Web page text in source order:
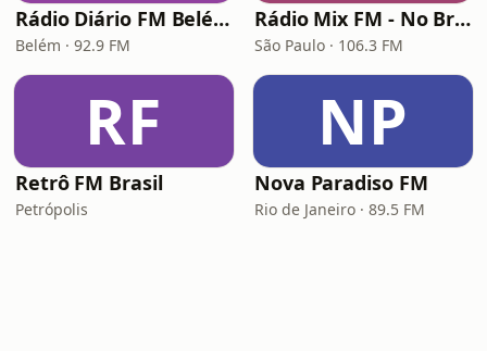
Rádio Diário FM Belém
Belém · 92.9 FM
Rádio Mix FM - No Break
São Paulo · 106.3 FM
RF
Retrô FM Brasil
Petrópolis
NP
Nova Paradiso FM
Rio de Janeiro · 89.5 FM